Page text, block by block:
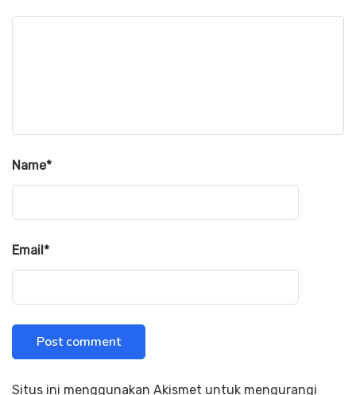
Name*
Email*
Situs ini menggunakan Akismet untuk mengurangi